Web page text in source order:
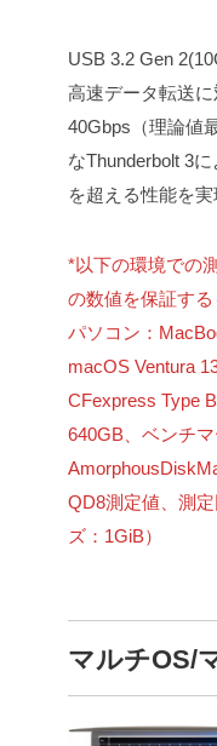
USB 3.2 Gen
高速データ転送に
40Gbps（理論値
なThunderbolt 3
を超える性能を実
*以下の環境での
の数値を保証する
パソコン：
macOS Ventura
CFexpress Type
640GB、ベンチマ
QD8測定値、測
ズ：1GiB）
マルチOS/